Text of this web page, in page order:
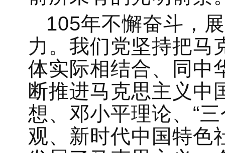
105年不懈奋斗，
力。我们党坚持把马
体实际相结合、同中
断推进马克思主义中
想、邓小平理论、“
观、新时代中国特色